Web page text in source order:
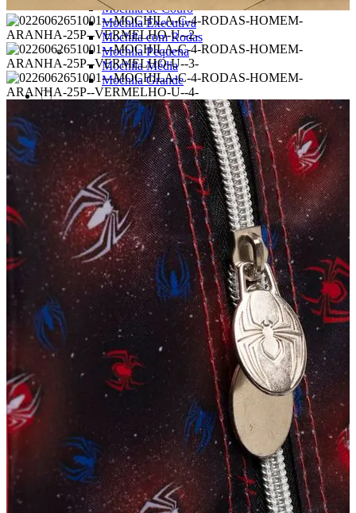
Mochila de Couro
Mochila Executiva
Mochila com Rodas
Mochila Pequena
Mochila Média
Mochila Grande
Ver todos
Mochila com Rodinha
Mochila sem Rodinhas
Lancheira
Estojo
Kit Escolar
Garrafa
Potes
Ver Todos
Homem Aranha🕸️
Patrulha Canina🐶
Stitch💜
Mickey e Minnie🐭🎀
Linha Pets🐾
Frozen❄️
Moana🌴
ver todos
Pré-escolar (0 a 3 anos)👶🏽
Infantil (4 a 6 anos)👦🏽
Infantojuvenil (7 a 12 anos)👦🏽
Juvenil (12+ anos)👨🏽
Ver todos
Kit Mochila de Rodinha, Lancheira e Estojo
Kit Mochila sem Rodinhas, Lancheira e
Estojo
Ver todos